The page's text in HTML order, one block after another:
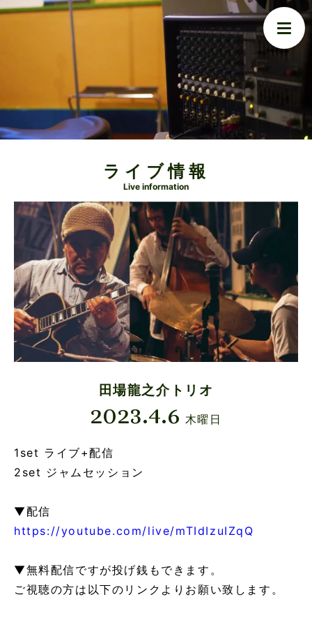
ライブ情報
Live information
田場龍之介トリオ
2023.4.6 木曜日
1set ライブ+配信
2set ジャムセッション
▼配信
https://youtube.com/live/mTIdIzuIZqQ
▼無料配信ですが投げ銭もできます。
ご視聴の方は以下のリンクよりお願い致します。